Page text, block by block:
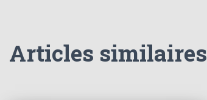
Articles similaires